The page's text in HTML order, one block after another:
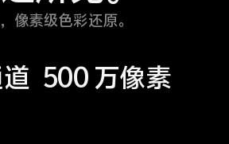
像素级色彩还原。
500 万像素